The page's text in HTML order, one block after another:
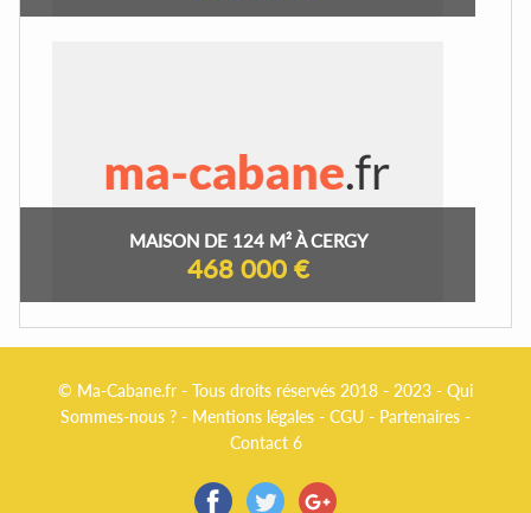
MAISON DE 124 M² À CERGY
468 000 €
© Ma-Cabane.fr - Tous droits réservés 2018 - 2023 - Qui
Sommes-nous ? - Mentions légales - CGU - Partenaires -
Contact 6